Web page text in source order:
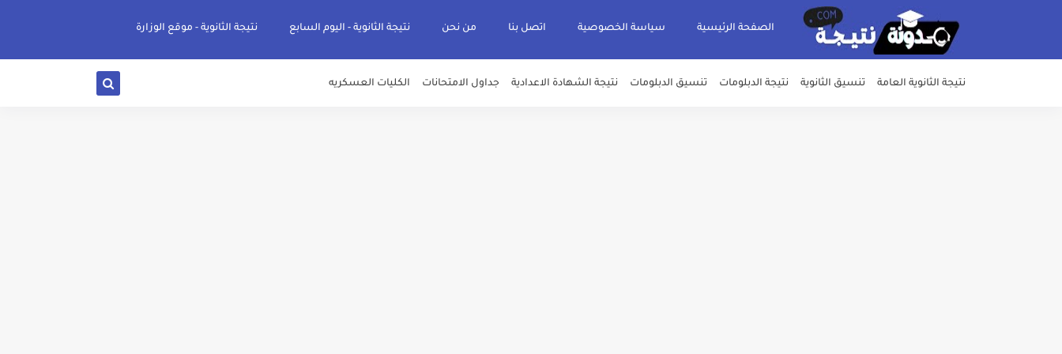
الصفحة الرئيسية سياسة الخصوصية اتصل بنا من نحن نتيجة الثانوية - اليوم السابع نتيجة الثانوية - موقع الوزارة
نتيجة الثانوية العامة تنسيق الثانوية نتيجة الدبلومات تنسيق الدبلومات نتيجة الشهادة الاعدادية جداول الامتحانات الكليات العسكريه